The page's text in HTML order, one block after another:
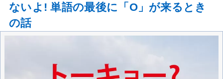
ないよ! 単語の最後に「O」が来るとき
の話